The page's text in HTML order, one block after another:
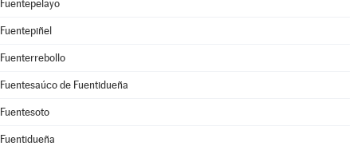
Fuentepelayo
Fuentepiñel
Fuenterrebollo
Fuentesaúco de Fuentidueña
Fuentesoto
Fuentidueña